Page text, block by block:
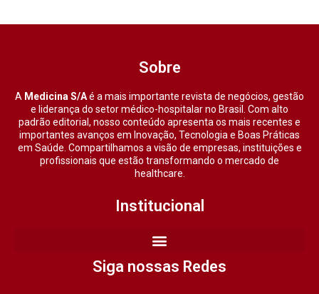
Sobre
A Medicina S/Aé a mais importante revista de negócios, gestão
e liderança do setor médico-hospitalar no Brasil. Com alto
padrão editorial, nosso conteúdo apresenta os mais recentes e
importantes avanços em Inovação, Tecnologia e Boas Práticas
em Saúde. Compartilhamos a visão de empresas, instituições e
profissionais que estão transformando o mercado de
healthcare.
Institucional
Siga nossas Redes